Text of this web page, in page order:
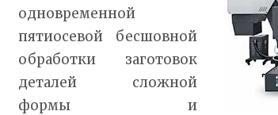
одновременной
пятиосевой бесшовной
обработки заготовок
деталей сложной
формы и